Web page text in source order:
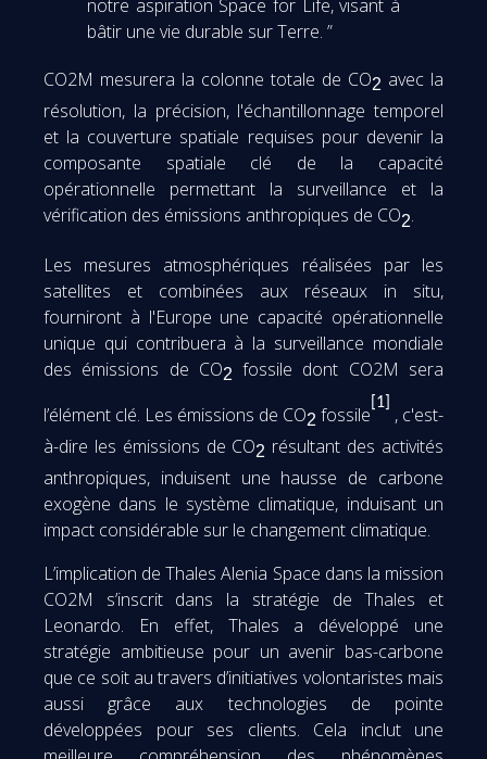
notre aspiration Space for Life, visant à
bâtir une vie durable sur Terre. ”
CO2M mesurera la colonne totale de CO2 avec la
résolution, la précision, l'échantillonnage temporel
et la couverture spatiale requises pour devenir la
composante spatiale clé de la capacité
opérationnelle permettant la surveillance et la
vérification des émissions anthropiques de CO2.
Les mesures atmosphériques réalisées par les
satellites et combinées aux réseaux in situ,
fourniront à l'Europe une capacité opérationnelle
unique qui contribuera à la surveillance mondiale
des émissions de CO2 fossile dont CO2M sera
l’élément clé. Les émissions de CO2 fossile [1]
, c'est-
à-dire les émissions de CO2 résultant des activités
anthropiques, induisent une hausse de carbone
exogène dans le système climatique, induisant un
impact considérable sur le changement climatique.
L’implication de Thales Alenia Space dans la mission
CO2M s’inscrit dans la stratégie de Thales et
Leonardo. En effet, Thales a développé une
stratégie ambitieuse pour un avenir bas-carbone
que ce soit au travers d’initiatives volontaristes mais
aussi grâce aux technologies de pointe
développées pour ses clients. Cela inclut une